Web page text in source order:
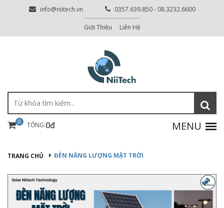
info@niitech.vn 0357.639.850 - 08.3232.6600
Giới Thiệu Liên Hệ
0 TỔNG:0đ
TRANG CHỦ ĐÈN NĂNG LƯỢNG MẶT TRỜI